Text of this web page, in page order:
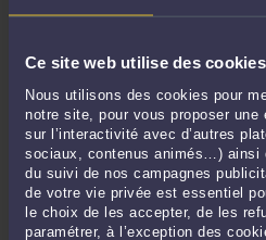
Ce site web utilise des cookies
Nous utilisons des cookies pour
notre site, pour vous proposer
sur l’interactivité avec d’autres
sociaux, contenus animés…) ainsi
du suivi de nos campagnes
de votre vie privée est essentiel
le choix de les accepter, de les
paramétrer, à l’exception des
AVOSIDEES : PROPOSITION DE
ÉCHANGER SUR DES PROJETS DE
DE CABINETS OU LEGAL START UP
ParFrédéric CHHUMle 16/02/2017
Dans le cadre d'AVOSIDEES (site
AVOCATS propose que, dans le cadre du
Paris organise des soirées Networking
projets de développements de nos
CHHUM AVOCATS, ...Lire la suite >